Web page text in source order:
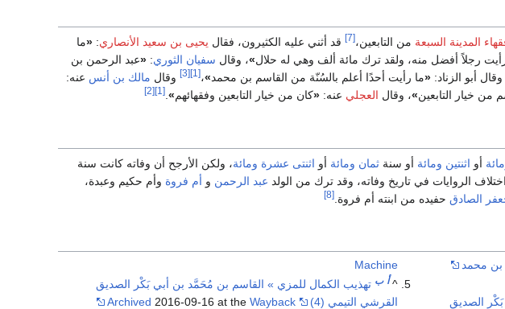
المدينة السبعة من التابعين،[7] قد أثني عليه الكثيرون، فقال يحيى بن سعيد الأنصاري:
«ما
رجلاً أفضل منه، ولقد ترك مائة ألف وهي له حلال»، وقال سفيان الثوري:
«عبد الرحمن بن
وقال أبو الزناد: «ما رأيت أحدًا أعلم بالسُنّة من القاسم بن محمد»،[1]
[3] وقال مالك بن أنس عنه:
من خيار التابعين»، وقال العجلي عنه: «كان من خيار التابعين وفقهائهم»
.
[1]
[2]
أو اثنتين ومائة أو سنة ثمان ومائة أو اثنتى عشرة ومائة، ولكن الأرجح أن وفاته كانت سنة
الروايات في تاريخ وفاته، وقد ترك من الولد عبد الرحمن و أم فروة وأم حكيم وعبدة،
الصادق حفيده من ابنته أم فروة. [8]
بن محمد
الصديق
Machine
^أ ب تهذيب الكمال للمزي » القاسم بن مُحَمَّد بن أبي بَكْر الصديق
القرشي التيمي (4)
Archived 2016-09-16 at theWayback